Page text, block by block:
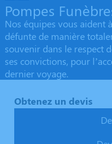
Pompes
Nos équipes vous aident
défunte de manière
souvenir dans le respect
ses convictions, pour
dernier voyage.
Obtenez un devis